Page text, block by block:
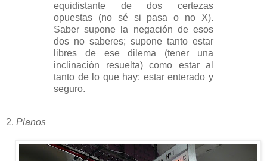
equidistante de dos certezas
opuestas (no sé si pasa o no X).
Saber supone la negación de esos
dos no saberes; supone tanto estar
libres de ese dilema (tener una
inclinación resuelta) como estar al
tanto de lo que hay: estar enterado y
seguro.
2. Planos